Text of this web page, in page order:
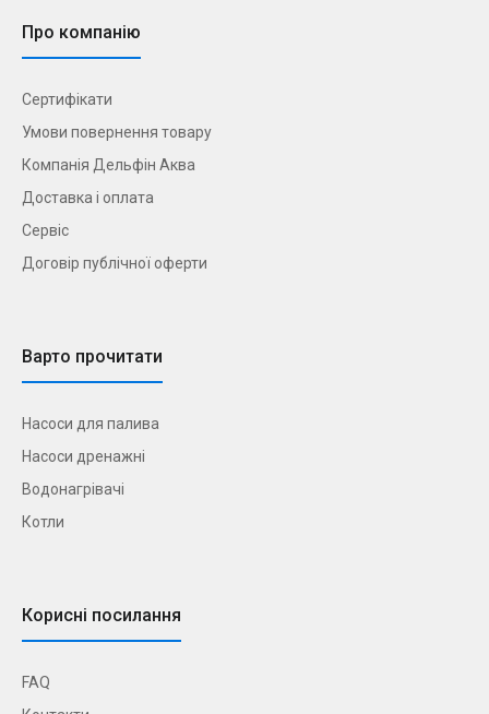
Про компанію
Сертифікати
Умови повернення товару
Компанія Дельфін Аква
Доставка і оплата
Сервіс
Договір публічної оферти
Варто прочитати
Насоси для палива
Насоси дренажні
Водонагрівачі
Котли
Корисні посилання
FAQ